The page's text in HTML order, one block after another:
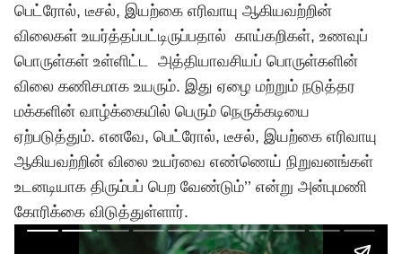
பெட்ரோல், டீசல், இயற்கை எரிவாயு ஆகியவற்றின்
விலைகள் உயர்த்தப்பட்டிருப்பதால் காய்கறிகள், உணவுப்
பொருள்கள் உள்ளிட்ட அத்தியாவசியப் பொருள்களின்
விலை கணிசமாக உயரும். இது ஏழை மற்றும் நடுத்தர
மக்களின் வாழ்க்கையில் பெரும் நெருக்கடியை
ஏற்படுத்தும். எனவே, பெட்ரோல், டீசல், இயற்கை எரிவாயு
ஆகியவற்றின் விலை உயர்வை எண்ணெய் நிறுவனங்கள்
உடனடியாக திரும்பப் பெற வேண்டும்’’ என்று அன்புமணி
கோரிக்கை விடுத்துள்ளார்.